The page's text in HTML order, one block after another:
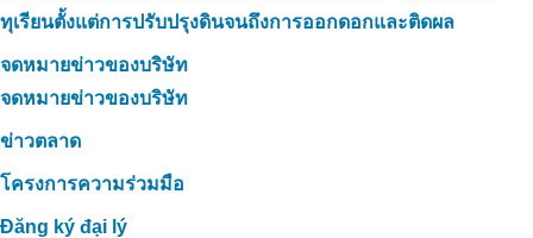
ทุเรียนตั้งแต่การปรับปรุงดินจนถึงการออกดอกและติดผล
จดหมายข่าวของบริษัท
จดหมายข่าวของบริษัท
ข่าวตลาด
โครงการความร่วมมือ
Đăng ký đại lý